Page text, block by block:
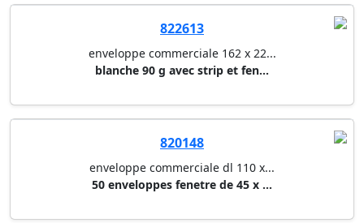
822613
enveloppe commerciale 162 x 22...
blanche 90 g avec strip et fen...
820148
enveloppe commerciale dl 110 x...
50 enveloppes fenetre de 45 x ...